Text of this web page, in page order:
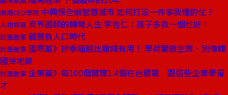
商周CEO學院 中興保全做智慧城市 如何打沒一件事我懂的仗？
人物特寫 商界國師的轉彎人生 李吉仁：孩子多救一個也好！
封面故事 戰勝負人口時代
封面故事 國際篇》拚幸福感比撒錢有用！ 學荷蘭救生育、別像韓
國掉地獄
封面故事 企業篇》每100個寶寶1.4個在台積電 跟這些企業學留
才